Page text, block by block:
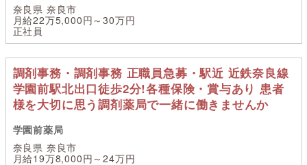
奈良県 奈良市
月給22万5,000円～30万円
正社員
調剤事務・調剤事務 正職員急募・駅近 近鉄奈良線
学園前駅北出口徒歩2分!各種保険・賞与あり 患者
様を大切に思う調剤薬局で一緒に働きませんか
学園前薬局
奈良県 奈良市
月給19万8,000円～24万円